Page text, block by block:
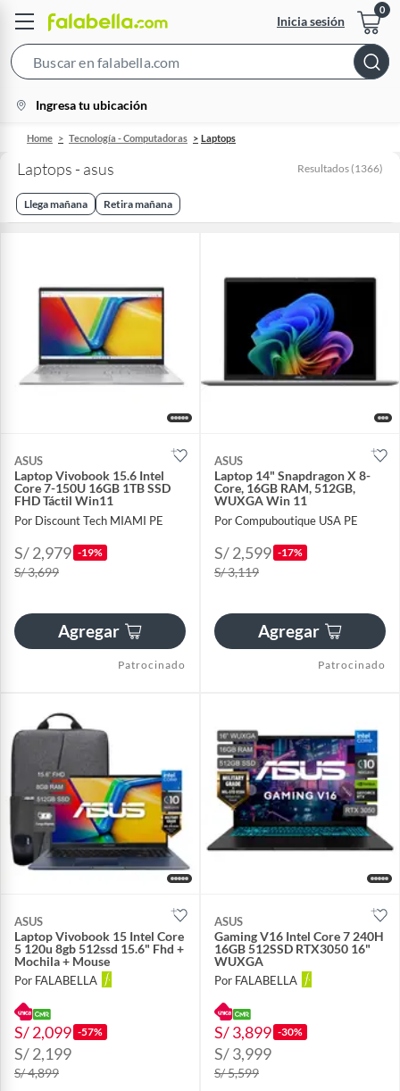
Inicia sesión
Bar
location-
icon
Ingresa tu ubicación
Home Tecnología - Computadoras Laptops
Laptops - asus Resultados (1366)
Llega mañana Retira mañana
ASUS
Laptop Vivobook 15.6 Intel
Core 7-150U 16GB 1TB SSD
FHD Táctil Win11
Por Discount Tech MIAMI PE
S/ 2,979 -19%
S/ 3,699
Agregar
Patrocinado
ASUS
Laptop 14" Snapdragon X 8-
Core, 16GB RAM, 512GB,
WUXGA Win 11
Por Compuboutique USA PE
S/ 2,599 -17%
S/ 3,119
Agregar
Patrocinado
ASUS
Laptop Vivobook 15 Intel Core
5 120u 8gb 512ssd 15.6" Fhd +
Mochila + Mouse
Por FALABELLA
S/ 2,099 -57%
S/ 2,199
S/ 4,899
ASUS
Gaming V16 Intel Core 7 240H
16GB 512SSD RTX3050 16"
WUXGA
Por FALABELLA
S/ 3,899 -30%
S/ 3,999
S/ 5,599